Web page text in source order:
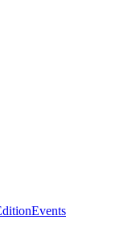
Events